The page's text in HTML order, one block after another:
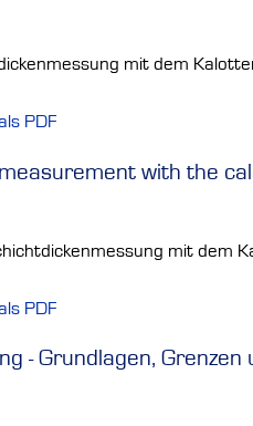
mit dem
PDF
with the
mit dem
PDF
- Grundlagen, Grenzen